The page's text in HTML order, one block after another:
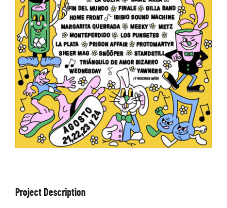
ARTÍCULOS
QUÉ HACEMOS
MECENAZGO
CONTRATACIÓN
CONTACTO
BIO
Project Description